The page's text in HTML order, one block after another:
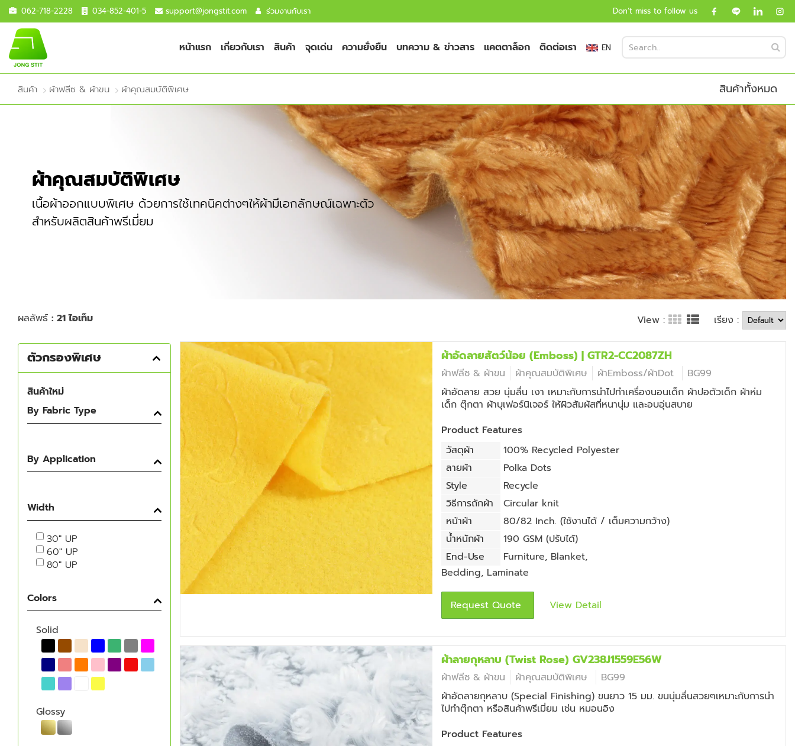
062-718-2228 034-852-401-5 support@jongstit.com ร่วมงานกับเรา Don’t miss to follow us
หน้าแรก เกี่ยวกับเรา สินค้า จุดเด่น ความยั่งยืน บทความ & ข่าวสาร แคตตาล็อก ติดต่อเรา EN
สินค้า ผ้าฟลีซ & ผ้าขน ผ้าคุณสมบัติพิเศษ สินค้าทั้งหมด
ผ้าคุณสมบัติพิเศษ
เนื้อผ้าออกแบบพิเศษ ด้วยการใช้เทคนิคต่างๆให้ผ้ามีเอกลักษณ์เฉพาะตัว
สำหรับผลิตสินค้าพรีเมี่ยม
ผลลัพธ์ : 21 ไอเท็ม
ตัวกรองพิเศษ
สินค้าใหม่
By Fabric Type
By Application
Width
30" UP
60" UP
80" UP
Colors
Solid
Glossy
View : เรียง :
ผ้าอัดลายสัตว์น้อย (Emboss) | GTR2-CC2087ZH
ผ้าฟลีซ & ผ้าขน ผ้าคุณสมบัติพิเศษ ผ้าEmboss/ผ้าDot
BG99
ผ้าอัดลาย สวย นุ่มลื่น เงา เหมาะกับการนำไปทำเครื่องนอนเด็ก ผ้าปอตัวเด็ก ผ้าห่ม
เด็ก ตุ๊กตา ผ้าบุเฟอร์นิเจอร์ ให้ผิวสัมผัสที่หนานุ่ม และอบอุ่นสบาย
Product Features
วัสดุผ้า
100% Recycled Polyester
ลายผ้า
Polka Dots
Style
Recycle
วิธีการถักผ้า
Circular knit
หน้าผ้า
80/82 Inch. (ใช้งานได้ / เต็มความกว้าง)
น้ำหนักผ้า
190 GSM (ปรับได้)
End-Use
Furniture, Blanket,
Bedding, Laminate
Request Quote View Detail
ผ้าลายกุหลาบ (Twist Rose) GV238J1559E56W
ผ้าฟลีซ & ผ้าขน ผ้าคุณสมบัติพิเศษ
BG99
ผ้าอัดลายกุหลาบ (Special Finishing) ขนยาว 15 มม. ขนนุ่มลื่นสวยๆเหมาะกับการนำ
ไปทำตุ๊กตา หรือสินค้าพรีเมี่ยม เช่น หมอนอิง
Product Features